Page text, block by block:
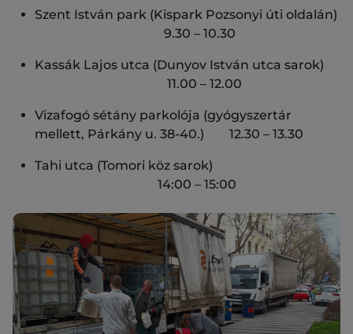
Szent István park (Kispark Pozsonyi úti oldalán)
9.30 – 10.30
Kassák Lajos utca (Dunyov István utca sarok)
11.00 – 12.00
Vizafogó sétány parkolója (gyógyszertár
mellett, Párkány u. 38-40.) 12.30 – 13.30
Tahi utca (Tomori köz sarok)
14:00 – 15:00